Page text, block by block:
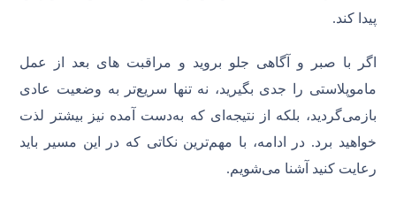
پیدا کند.
اگر با صبر و آگاهی جلو بروید و مراقبت‌ های بعد از
عمل
ماموپلاستی را جدی بگیرید، نه تنها سریع‌تر به وضعیت عادی
بازمی‌گردید، بلکه از نتیجه‌ای که به‌دست آمده نیز بیشتر لذت
خواهید برد. در ادامه، با مهم‌ترین نکاتی که در این مسیر باید
رعایت کنید آشنا می‌شویم.